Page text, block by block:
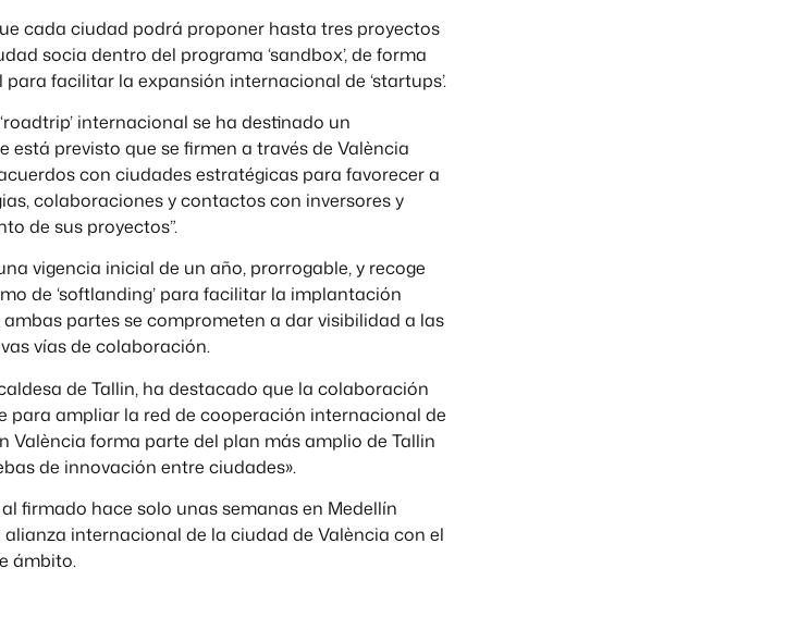
cada ciudad podrá proponer hasta tres proyectos
socia dentro del programa ‘sandbox’, de forma
facilitar la expansión internacional de ‘startups’.
internacional se ha destinado un
está previsto que se firmen a través de València
con ciudades estratégicas para favorecer a
colaboraciones y contactos con inversores y
de sus proyectos”.
vigencia inicial de un año, prorrogable, y recoge
de ‘softlanding’ para facilitar la implantación
ambas partes se comprometen a dar visibilidad a las
vías de colaboración.
de Tallin, ha destacado que la colaboración
para ampliar la red de cooperación internacional de
València forma parte del plan más amplio de Tallin
de innovación entre ciudades».
firmado hace solo unas semanas en Medellín
internacional de la ciudad de València con el
ámbito.